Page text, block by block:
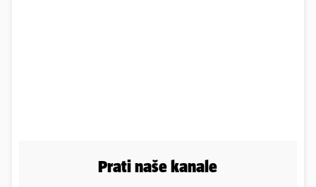
Prati naše kanale